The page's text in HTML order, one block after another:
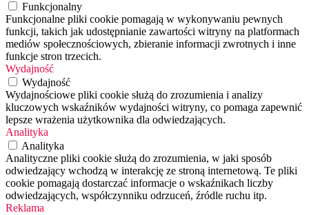
Funkcjonalny
Funkcjonalne pliki cookie pomagają w wykonywaniu pewnych
funkcji, takich jak udostępnianie zawartości witryny na platformach
mediów społecznościowych, zbieranie informacji zwrotnych i inne
funkcje stron trzecich.
Wydajność
Wydajność
Wydajnościowe pliki cookie służą do zrozumienia i analizy
kluczowych wskaźników wydajności witryny, co pomaga zapewnić
lepsze wrażenia użytkownika dla odwiedzających.
Analityka
Analityka
Analityczne pliki cookie służą do zrozumienia, w jaki sposób
odwiedzający wchodzą w interakcję ze stroną internetową. Te pliki
cookie pomagają dostarczać informacje o wskaźnikach liczby
odwiedzających, współczynniku odrzuceń, źródle ruchu itp.
Reklama